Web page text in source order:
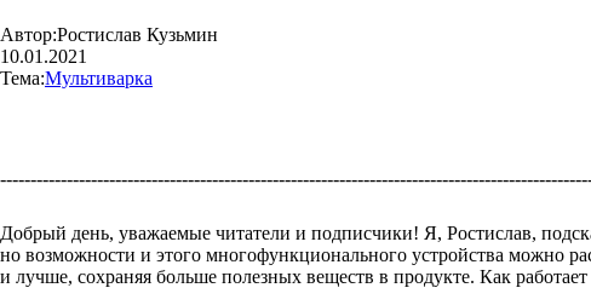
Автор:Ростислав Кузьмин
10.01.2021
Тема:Мультиварка
Добрый день, уважаемые читатели и подписчики! Я, Ростислав,
но возможности и этого многофункционального устройства можно
и лучше, сохраняя больше полезных веществ в продукте. Как